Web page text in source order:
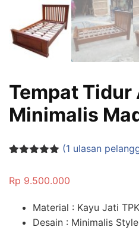
Tempat Tidur
Minimalis
berdasarka
(1 ulasan
Rp 9.500.000
Material : Kayu Jati
Desain : Minimalis Style